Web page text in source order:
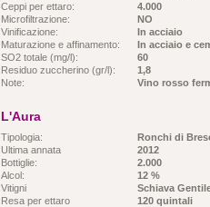
Ceppi per ettaro:
4.000
Microfiltrazione:
NO
Vinificazione:
In acciaio
Maturazione e affinamento:
In acciaio e
SO2 totale (mg/l):
60
Residuo zuccherino (gr/l):
1,8
Note:
Vino rosso
L'Aura
Tipologia:
Ronchi di
Ultima annata
2012
Bottiglie:
2.000
Alcol:
12 %
Vitigni
Schiava
Resa per ettaro
120 quintali